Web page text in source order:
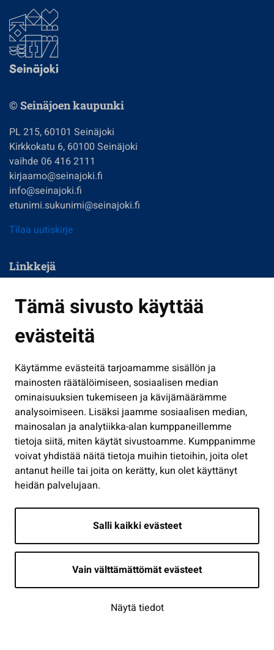
Tämä sivusto käyttää
evästeitä
Käytämme evästeitä tarjoamamme sisällön ja
mainosten räätälöimiseen, sosiaalisen median
ominaisuuksien tukemiseen ja kävijämäärämme
analysoimiseen. Lisäksi jaamme sosiaalisen median,
mainosalan ja analytiikka-alan kumppaneillemme
tietoja siitä, miten käytät sivustoamme. Kumppanimme
voivat yhdistää näitä tietoja muihin tietoihin, joita olet
antanut heille tai joita on kerätty, kun olet käyttänyt
heidän palvelujaan.
Salli kaikki evästeet
Vain välttämättömät evästeet
Näytä tiedot
© Seinäjoen kaupunki
PL 215, 60101 Seinäjoki
Kirkkokatu 6, 60100 Seinäjoki
vaihde 06 416 2111
kirjaamo@seinajoki.fi
info@seinajoki.fi
etunimi.sukunimi@seinajoki.fi
Tilaa uutiskirje
Linkkejä
Kasvatus ja opetus
Kulttuuri ja liikunta
Työ ja yrittäminen
Osallistu ja asioi
Näytä omat evästeasetukseni
Seuraa meitä
Saavutettavuusseloste | © Seinäjoki 2026